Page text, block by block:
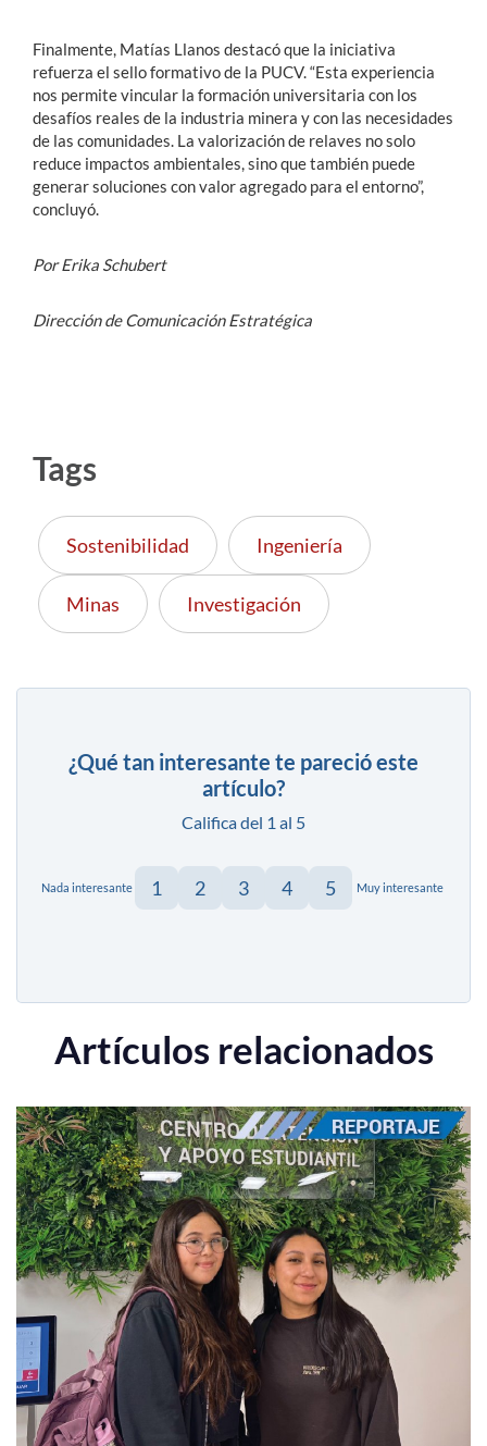
Finalmente, Matías Llanos destacó que la iniciativa
refuerza el sello formativo de la PUCV. “Esta experiencia
nos permite vincular la formación universitaria con los
desafíos reales de la industria minera y con las necesidades
de las comunidades. La valorización de relaves no solo
reduce impactos ambientales, sino que también puede
generar soluciones con valor agregado para el entorno”,
concluyó.
Por Erika Schubert
Dirección de Comunicación Estratégica
Tags
Sostenibilidad Ingeniería
Minas Investigación
¿Qué tan interesante te pareció este
artículo?
Califica del 1 al 5
Nada interesante 1 2 3 4 5 Muy interesante
Artículos relacionados